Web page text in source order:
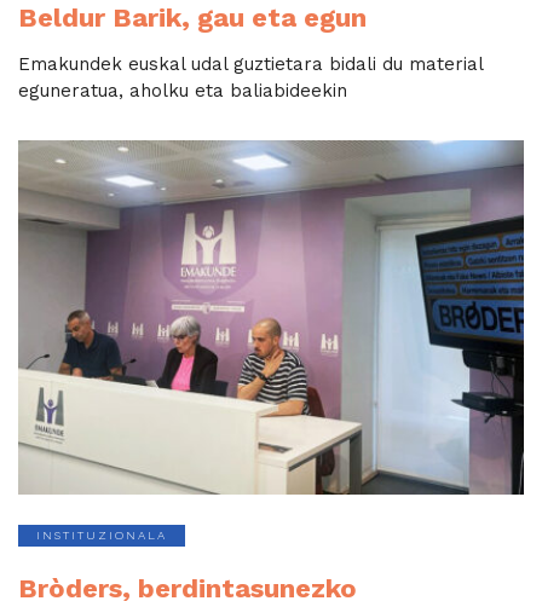
Beldur Barik, gau eta egun
Emakundek euskal udal guztietara bidali du material
eguneratua, aholku eta baliabideekin
INSTITUZIONALA
Bròders, berdintasunezko